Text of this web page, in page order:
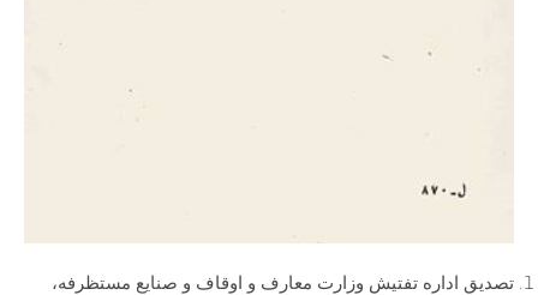
تصدیق ‌اداره تفتیش وزارت معارف و اوقاف و صنایع مستظرفه،